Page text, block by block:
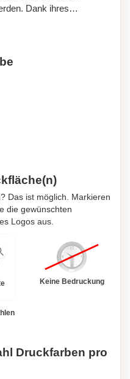
Dank ihres
einfach anbringen.
Das ist möglich. Markieren
die gewünschten
Logos aus.
Keine Bedruckung
Druckfarben pro